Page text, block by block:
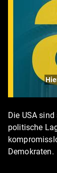
Die USA
politische
Demokraten.